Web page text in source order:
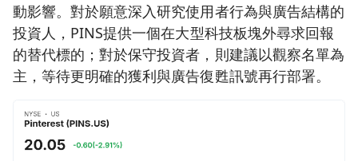
動影響。對於願意深入研究使用者行為與廣告結構的
投資人，PINS提供一個在大型科技板塊外尋求回報
的替代標的；對於保守投資者，則建議以觀察名單為
主，等待更明確的獲利與廣告復甦訊號再行部署。